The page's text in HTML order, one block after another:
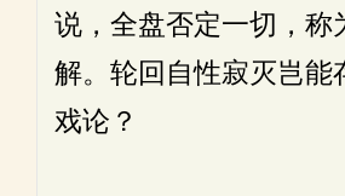
说，全盘否定一切，称
解。轮回自性寂灭岂能
戏论？